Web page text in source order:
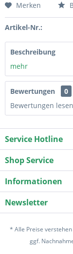
Merken
Artikel-Nr.:
Beschreibung
mehr
Bewertungen
0
Bewertungen
Service Hotline
Shop Service
Informationen
Newsletter
* Alle Preise
ggf.